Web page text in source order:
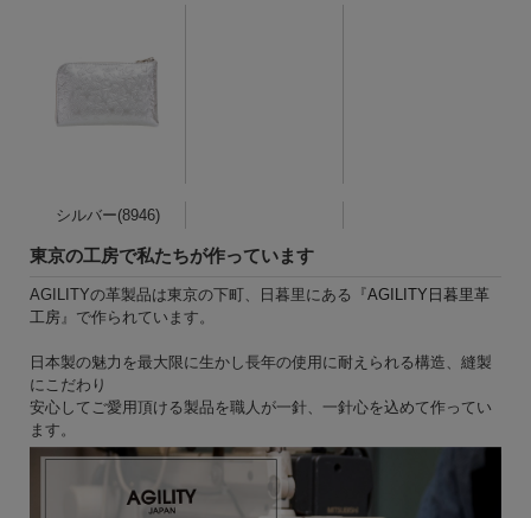
シルバー(8946)
東京の工房で私たちが作っています
AGILITYの革製品は東京の下町、日暮里にある『AGILITY日暮里革
工房 』で作られています。
日本製の魅力を最大限に生かし長年の使用に耐えられる構造、縫製
にこだわり
安心してご愛用頂ける製品を職人が一針、一針心を込めて作ってい
ます。